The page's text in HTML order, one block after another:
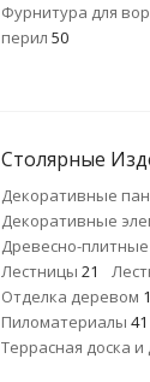
Фурнитура для
перил 50
Столярные
Декоративные
Декоративные
Древесно-
Лестницы 21
Отделка деревом
Пиломатериалы 41
Террасная доска и